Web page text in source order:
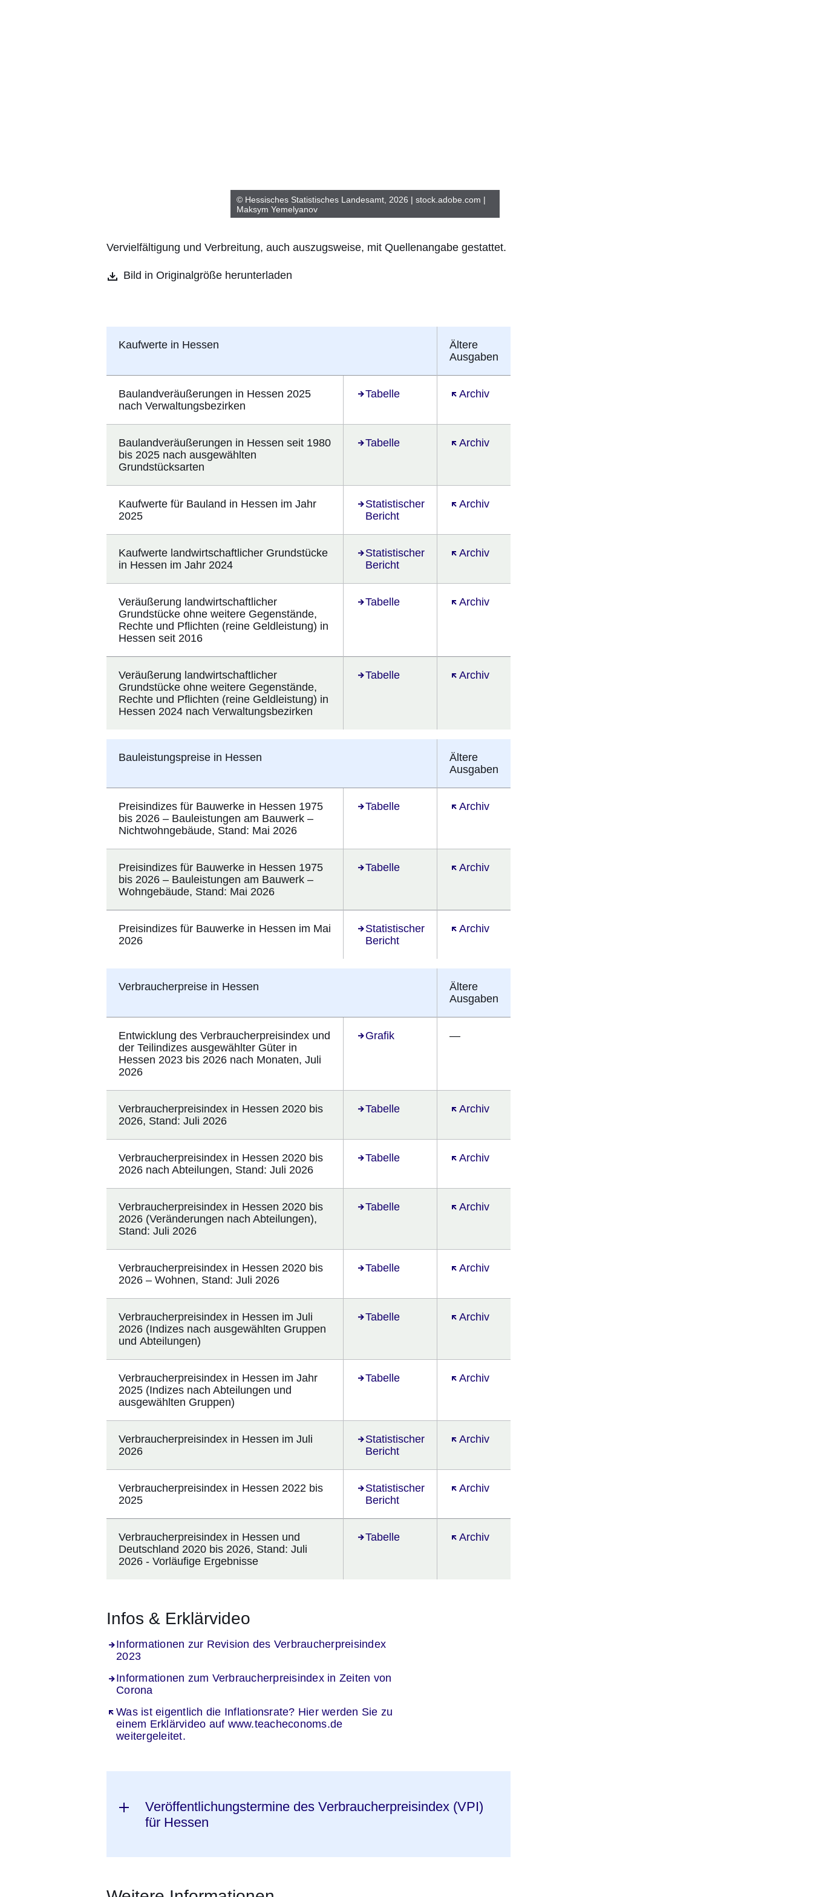
© Hessisches Statistisches Landesamt, 2026 | stock.adobe.com |
Maksym Yemelyanov
Vervielfältigung und Verbreitung, auch auszugsweise, mit Quellenangabe gestattet.
Bild in Originalgröße herunterladen
Kaufwerte in Hessen
Ältere
Ausgaben
Baulandveräußerungen in Hessen 2025
nach Verwaltungsbezirken
Tabelle
Öffnet sich in einem neuen Fenster
Archiv
Öffnet sich in einem neuen Fenster
Baulandveräußerungen in Hessen seit 1980
bis 2025 nach ausgewählten
Grundstücksarten
Tabelle
Öffnet sich in einem neuen Fenster
Archiv
Öffnet sich in einem neuen Fenster
Kaufwerte für Bauland in Hessen im Jahr
2025
Statistischer
Bericht
Öffnet sich in einem neuen Fenster
Archiv
Öffnet sich in einem neuen Fenster
Kaufwerte landwirtschaftlicher Grundstücke
in Hessen im Jahr 2024
Statistischer
Bericht
Archiv
Öffnet sich in einem neuen Fenster
Veräußerung landwirtschaftlicher
Grundstücke ohne weitere Gegenstände,
Rechte und Pflichten (reine Geldleistung) in
Hessen seit 2016
Tabelle Archiv
Öffnet sich in einem neuen Fenster
Veräußerung landwirtschaftlicher
Grundstücke ohne weitere Gegenstände,
Rechte und Pflichten (reine Geldleistung) in
Hessen 2024 nach Verwaltungsbezirken
Tabelle Archiv
Öffnet sich in einem neuen Fenster
Bauleistungspreise in Hessen
Ältere
Ausgaben
Preisindizes für Bauwerke in Hessen 1975
bis 2026 – Bauleistungen am Bauwerk –
Nichtwohngebäude, Stand: Mai 2026
Tabelle
Öffnet sich in einem neuen Fenster
Archiv
Öffnet sich in einem neuen Fenster
Preisindizes für Bauwerke in Hessen 1975
bis 2026 – Bauleistungen am Bauwerk –
Wohngebäude, Stand: Mai 2026
Tabelle
Öffnet sich in einem neuen Fenster
Archiv
Öffnet sich in einem neuen Fenster
Preisindizes für Bauwerke in Hessen im Mai
2026
Statistischer
Bericht
Öffnet sich in einem neuen Fenster
Archiv
Öffnet sich in einem neuen Fenster
Verbraucherpreise in Hessen
Ältere
Ausgaben
Entwicklung des Verbraucherpreisindex und
der Teilindizes ausgewählter Güter in
Hessen 2023 bis 2026 nach Monaten, Juli
2026
Grafik —
Verbraucherpreisindex in Hessen 2020 bis
2026, Stand: Juli 2026
Tabelle
Öffnet sich in einem neuen Fenster
Archiv
Öffnet sich in einem neuen Fenster
Verbraucherpreisindex in Hessen 2020 bis
2026 nach Abteilungen, Stand: Juli 2026
Tabelle
Öffnet sich in einem neuen Fenster
Archiv
Öffnet sich in einem neuen Fenster
Verbraucherpreisindex in Hessen 2020 bis
2026 (Veränderungen nach Abteilungen),
Stand: Juli 2026
Tabelle
Öffnet sich in einem neuen Fenster
Archiv
Öffnet sich in einem neuen Fenster
Verbraucherpreisindex in Hessen 2020 bis
2026 – Wohnen, Stand: Juli 2026
Tabelle
Öffnet sich in einem neuen Fenster
Archiv
Öffnet sich in einem neuen Fenster
Verbraucherpreisindex in Hessen im Juli
2026 (Indizes nach ausgewählten Gruppen
und Abteilungen)
Tabelle
Öffnet sich in einem neuen Fenster
Archiv
Öffnet sich in einem neuen Fenster
Verbraucherpreisindex in Hessen im Jahr
2025 (Indizes nach Abteilungen und
ausgewählten Gruppen)
Tabelle
Öffnet sich in einem neuen Fenster
Archiv
Öffnet sich in einem neuen Fenster
Verbraucherpreisindex in Hessen im Juli
2026
Statistischer
Bericht
Öffnet sich in einem neuen Fenster
Archiv
Öffnet sich in einem neuen Fenster
Verbraucherpreisindex in Hessen 2022 bis
2025
Statistischer
Bericht
Archiv
Öffnet sich in einem neuen Fenster
Verbraucherpreisindex in Hessen und
Deutschland 2020 bis 2026, Stand: Juli
2026 - Vorläufige Ergebnisse
Tabelle
Öffnet sich in einem neuen Fenster
Archiv
Öffnet sich in einem neuen Fenster
Infos & Erklärvideo
Informationen zur Revision des Verbraucherpreisindex
2023
Informationen zum Verbraucherpreisindex in Zeiten von
Corona
Was ist eigentlich die Inflationsrate? Hier werden Sie zu
einem Erklärvideo auf www.teacheconoms.de
weitergeleitet.
Öffnet sich in einem neuen Fenster
Veröffentlichungstermine des Verbraucherpreisindex (VPI)
für Hessen